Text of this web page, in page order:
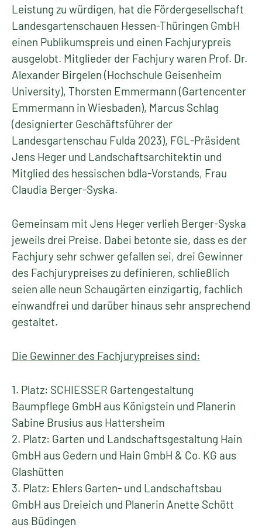
Leistung zu würdigen, hat die Fördergesellschaft
Landesgartenschauen Hessen-Thüringen GmbH
einen Publikumspreis und einen Fachjurypreis
ausgelobt. Mitglieder der Fachjury waren Prof. Dr.
Alexander Birgelen (Hochschule Geisenheim
University), Thorsten Emmermann (Gartencenter
Emmermann in Wiesbaden), Marcus Schlag
(designierter Geschäftsführer der
Landesgartenschau Fulda 2023), FGL-Präsident
Jens Heger und Landschaftsarchitektin und
Mitglied des hessischen bdla-Vorstands, Frau
Claudia Berger-Syska.
Gemeinsam mit Jens Heger verlieh Berger-Syska
jeweils drei Preise. Dabei betonte sie, dass es der
Fachjury sehr schwer gefallen sei, drei Gewinner
des Fachjurypreises zu definieren, schließlich
seien alle neun Schaugärten einzigartig, fachlich
einwandfrei und darüber hinaus sehr ansprechend
gestaltet.
Die Gewinner des Fachjurypreises sind:
1. Platz: SCHIESSER Gartengestaltung
Baumpflege GmbH aus Königstein und Planerin
Sabine Brusius aus Hattersheim
2. Platz: Garten und Landschaftsgestaltung Hain
GmbH aus Gedern und Hain GmbH & Co. KG aus
Glashütten
3. Platz: Ehlers Garten- und Landschaftsbau
GmbH aus Dreieich und Planerin Anette Schött
aus Büdingen